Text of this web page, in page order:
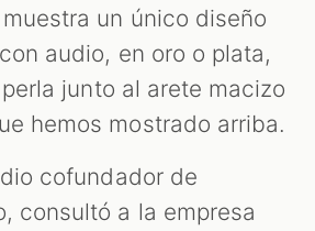
un único diseño
audio, en oro o plata,
junto al arete macizo
hemos mostrado arriba.
cofundador de
consultó a la empresa